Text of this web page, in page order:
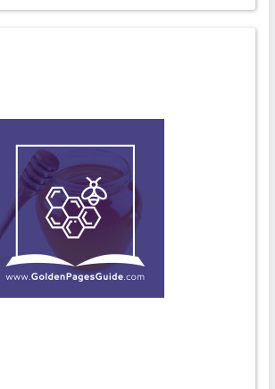
على النتيجة التي تريدها و المحافظة عليها الضمان